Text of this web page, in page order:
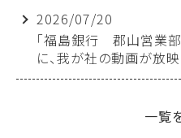
2026/07/20
「福島銀行 郡山営業部
に、我が社の動画が放映
一覧